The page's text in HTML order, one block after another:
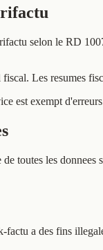
selon le RD
Les resumes
est exempt
toutes les
factu a des fins